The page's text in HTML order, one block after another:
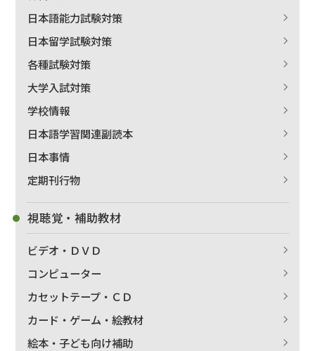
日本語能力試験対策
日本留学試験対策
各種試験対策
大学入試対策
学校情報
日本語学習関連副読本
日本事情
定期刊行物
視聴覚・補助教材
ビデオ・ＤＶＤ
コンピューター
カセットテープ・ＣＤ
カード・ゲーム・絵教材
絵本・子ども向け補助